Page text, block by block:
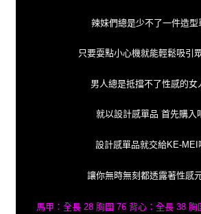
辣妹們總是少不了一件造型
只要耍點小心機就能輕鬆吸引
男人總是抵擋不了性感的女
就以設計感單品 首先購入
設計感單品就交給KE-MEI
讓你無時無刻都透露著性感
馬甲：全長 28 胸圍 76 背心：全長 38 胸